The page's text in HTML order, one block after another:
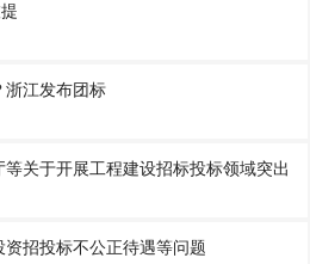
浙江发布团标
关于开展工程建设招标投标领域突出
招投标不公正待遇等问题